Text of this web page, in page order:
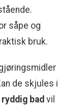
såpe og
bruk.
de skjules i
ryddig bad vil